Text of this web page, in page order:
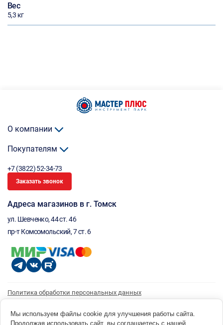
Вес
5,3 кг
О компании
Покупателям
+7 (3822) 52-34-73
Заказать звонок
Адреса магазинов в г. Томск
ул. Шевченко, 44 ст. 46
пр-т Комсомольский, 7 ст. 6
Политика обработки персональных данных
Согласие на получение рассылки
Мы используем файлы cookie для улучшения работы сайта.
Продолжая использовать сайт, вы соглашаетесь с нашей